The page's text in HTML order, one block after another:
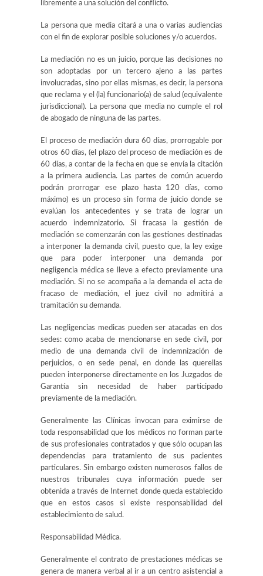
libremente a una solución del conflicto.
La persona que media citará a una o varias audiencias
con el fin de explorar posible soluciones y/o acuerdos.
La mediación no es un juicio, porque las decisiones no
son adoptadas por un tercero ajeno a las partes
involucradas, sino por ellas mismas, es decir, la persona
que reclama y el (la) funcionario(a) de salud (equivalente
jurisdiccional). La persona que media no cumple el rol
de abogado de ninguna de las partes.
El proceso de mediación dura 60 días, prorrogable por
otros 60 días, (el plazo del proceso de mediación es de
60 días, a contar de la fecha en que se envía la citación
a la primera audiencia. Las partes de común acuerdo
podrán prorrogar ese plazo hasta 120 días, como
máximo) es un proceso sin forma de juicio donde se
evalúan los antecedentes y se trata de lograr un
acuerdo indemnizatorio. Si fracasa la gestión de
mediación se comenzarán con las gestiones destinadas
a interponer la demanda civil, puesto que, la ley exige
que para poder interponer una demanda por
negligencia médica se lleve a efecto previamente una
mediación. Si no se acompaña a la demanda el acta de
fracaso de mediación, el juez civil no admitirá a
tramitación su demanda.
Las negligencias medicas pueden ser atacadas en dos
sedes: como acaba de mencionarse en sede civil, por
medio de una demanda civil de indemnización de
perjuicios, o en sede penal, en donde las querellas
pueden interponerse directamente en los Juzgados de
Garantía sin necesidad de haber participado
previamente de la mediación.
Generalmente las Clínicas invocan para eximirse de
toda responsabilidad que los médicos no forman parte
de sus profesionales contratados y que sólo ocupan las
dependencias para tratamiento de sus pacientes
particulares. Sin embargo existen numerosos fallos de
nuestros tribunales cuya información puede ser
obtenida a través de Internet donde queda establecido
que en estos casos si existe responsabilidad del
establecimiento de salud.
Responsabilidad Médica.
Generalmente el contrato de prestaciones médicas se
genera de manera verbal al ir a un centro asistencial a